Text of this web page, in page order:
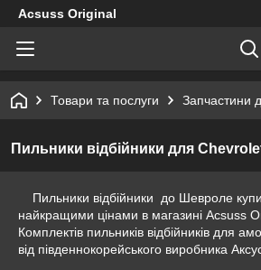
Acsuss Original
Товари та послуги Запчастини
Пильники відбійники для
Пильники відбійники до Шевроле
найкращими цінами в магазині Acsuss
Комплектів пильників відбійників для
від південнокорейського виробника